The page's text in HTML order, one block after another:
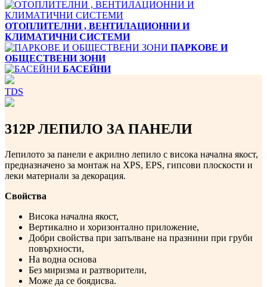
ОТОПЛИТЕЛНИ , ВЕНТИЛАЦИОННИ И
КЛИМАТИЧНИ СИСТЕМИ
ПАРКОВЕ И
ОБЩЕСТВЕНИ ЗОНИ
БАСЕЙНИ
TDS
312P ЛЕПИЛО ЗА ПАНЕЛИ
Лепилото за панели е акрилно лепило с висока начална якост,
предназначено за монтаж на XPS, EPS, гипсови плоскости и
леки материали за декорация.
Свойства
Висока начална якост,
Вертикално и хоризонтално приложение,
Добри свойства при запълване на празнини при груби
повърхности,
На водна основа
Без миризма и разтворители,
Може да се боядисва.